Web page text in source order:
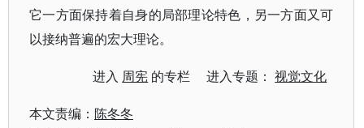
它一方面保持着自身的局部理论特色，另一方面又可
以接纳普遍的宏大理论。
进入 周宪 的专栏 进入专题：视觉文化
本文责编： 陈冬冬